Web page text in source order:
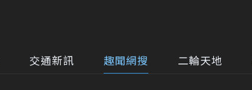
交通新訊 趣聞網搜 二輪天地